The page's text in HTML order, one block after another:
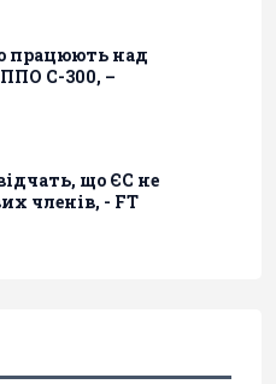
працюють над
С-300, –
що ЄС не
членів, - FT